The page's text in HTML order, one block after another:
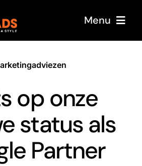
Menu
Home
Over ons
service
Case Studies
Sectoren
op onze
status als
Partner